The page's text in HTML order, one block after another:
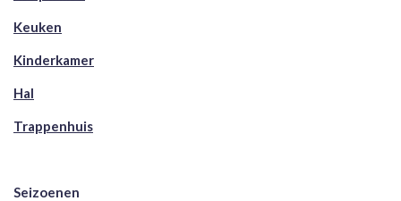
Keuken
Kinderkamer
Hal
Trappenhuis
Seizoenen